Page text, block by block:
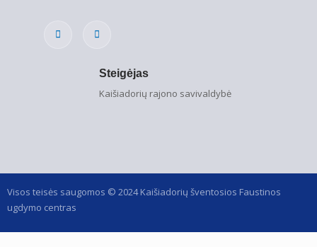
Steigėjas
Kaišiadorių rajono savivaldybė
Visos teisės saugomos © 2024 Kaišiadorių šventosios Faustinos
ugdymo centras